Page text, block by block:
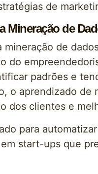
de
Mineração de
de
do
padrões e
o aprendizado
dos clientes e
para
start-ups que